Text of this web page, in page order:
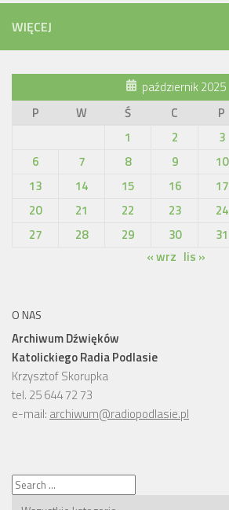
WIĘCEJ
październik 2025
P
W Ś C P
1
2 3
6
7 8 9 10
13
14 15 16 17
20
21 22 23 24
27
28 29 30
31
« wrz lis »
O NAS
Archiwum Dźwięków
Katolickiego Radia Podlasie
Krzysztof Skorupka
tel. 25 644 72 73
e-mail: archiwum@radiopodlasie.pl